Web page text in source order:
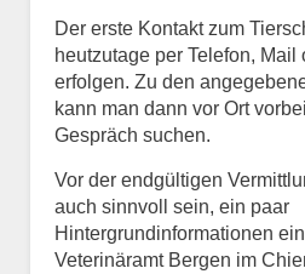
Der erste Kontakt zum
heutzutage per Telefon,
erfolgen. Zu den
kann man dann vor Ort
Gespräch suchen.
Vor der endgültigen
auch sinnvoll sein, ein paar
Hintergrundinformationen
Veterinäramt Bergen im